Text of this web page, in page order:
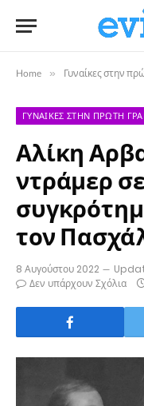
Home » Γυναίκες στην
ΓΥΝΑΊΚΕΣ ΣΤΗΝ ΠΡΏΤΗ
Αλίκη
ντράμερ
τον
8 Αυγούστου 2022
Δεν υπάρχουν Σχόλια